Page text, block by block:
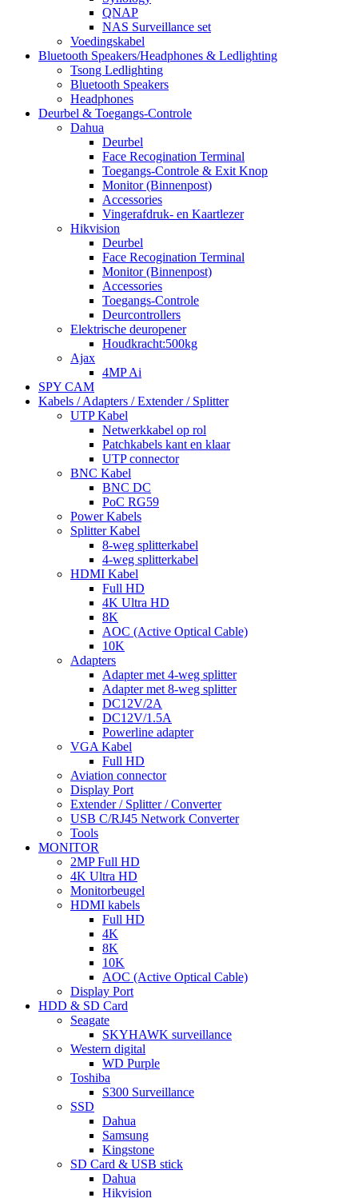
QNAP
NAS Surveillance set
Voedingskabel
Bluetooth Speakers/Headphones & Ledlighting
Tsong Ledlighting
Bluetooth Speakers
Headphones
Deurbel & Toegangs-Controle
Dahua
Deurbel
Face Recogination Terminal
Toegangs-Controle & Exit Knop
Monitor (Binnenpost)
Accessories
Vingerafdruk- en Kaartlezer
Hikvision
Deurbel
Face Recogination Terminal
Monitor (Binnenpost)
Accessories
Toegangs-Controle
Deurcontrollers
Elektrische deuropener
Houdkracht:500kg
Ajax
4MP Ai
SPY CAM
Kabels / Adapters / Extender / Splitter
UTP Kabel
Netwerkkabel op rol
Patchkabels kant en klaar
UTP connector
BNC Kabel
BNC DC
PoC RG59
Power Kabels
Splitter Kabel
8-weg splitterkabel
4-weg splitterkabel
HDMI Kabel
Full HD
4K Ultra HD
8K
AOC (Active Optical Cable)
10K
Adapters
Adapter met 4-weg splitter
Adapter met 8-weg splitter
DC12V/2A
DC12V/1.5A
Powerline adapter
VGA Kabel
Full HD
Aviation connector
Display Port
Extender / Splitter / Converter
USB C/RJ45 Network Converter
Tools
MONITOR
2MP Full HD
4K Ultra HD
Monitorbeugel
HDMI kabels
Full HD
4K
8K
10K
AOC (Active Optical Cable)
Display Port
HDD & SD Card
Seagate
SKYHAWK surveillance
Western digital
WD Purple
Toshiba
S300 Surveillance
SSD
Dahua
Samsung
Kingstone
SD Card & USB stick
Dahua
Hikvision